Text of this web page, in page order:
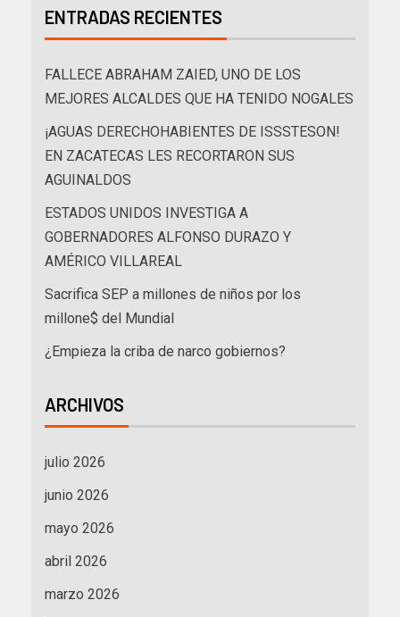
ENTRADAS RECIENTES
FALLECE ABRAHAM ZAIED, UNO DE LOS
MEJORES ALCALDES QUE HA TENIDO NOGALES
¡AGUAS DERECHOHABIENTES DE ISSSTESON!
EN ZACATECAS LES RECORTARON SUS
AGUINALDOS
ESTADOS UNIDOS INVESTIGA A
GOBERNADORES ALFONSO DURAZO Y
AMÉRICO VILLAREAL
Sacrifica SEP a millones de niños por los
millone$ del Mundial
¿Empieza la criba de narco gobiernos?
ARCHIVOS
julio 2026
junio 2026
mayo 2026
abril 2026
marzo 2026